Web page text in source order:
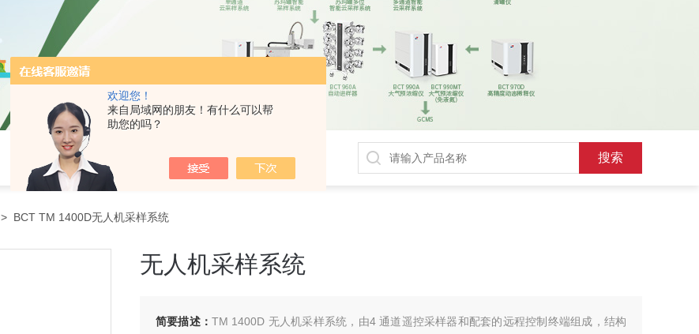
欢迎您！
来自局域网的朋友！有什么可以帮
助您的吗？
> BCT TM 1400D无人机采样系统
无人机采样系统
简要描述：TM 1400D 无人机采样系统，由4 通道遥控采样器和配套的远程控制终端组成，结构